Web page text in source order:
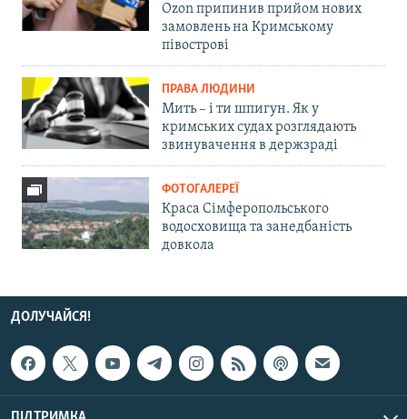
Ozon припинив прийом нових
замовлень на Кримському
півострові
ПРАВА ЛЮДИНИ
Мить – і ти шпигун. Як у
кримських судах розглядають
звинувачення в держзраді
ФОТОГАЛЕРЕЇ
Краса Сімферопольського
водосховища та занедбаність
довкола
ДОЛУЧАЙСЯ!